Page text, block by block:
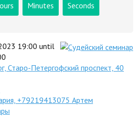
Minutes Seconds
19:00 until
Старо-Петергофский проспект, 40
+79219413075 Артем